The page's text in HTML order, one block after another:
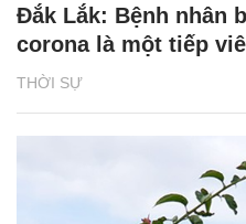
THỜI SỰ
Đắk Lắk: Bệnh nhân
corona là một tiếp